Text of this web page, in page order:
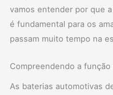
vamos entender por que
é fundamental para os
passam muito tempo na
Compreendendo a
As baterias automotivas